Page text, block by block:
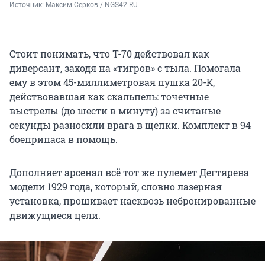
Источник: Максим Серков / NGS42.RU
Стоит понимать, что Т-70 действовал как
диверсант, заходя на «тигров» с тыла. Помогала
ему в этом 45-миллиметровая пушка 20-К,
действовавшая как скальпель: точечные
выстрелы (до шести в минуту) за считаные
секунды разносили врага в щепки. Комплект в 94
боеприпаса в помощь.
Дополняет арсенал всё тот же пулемет Дегтярева
модели 1929 года, который, словно лазерная
установка, прошивает насквозь небронированные
движущиеся цели.